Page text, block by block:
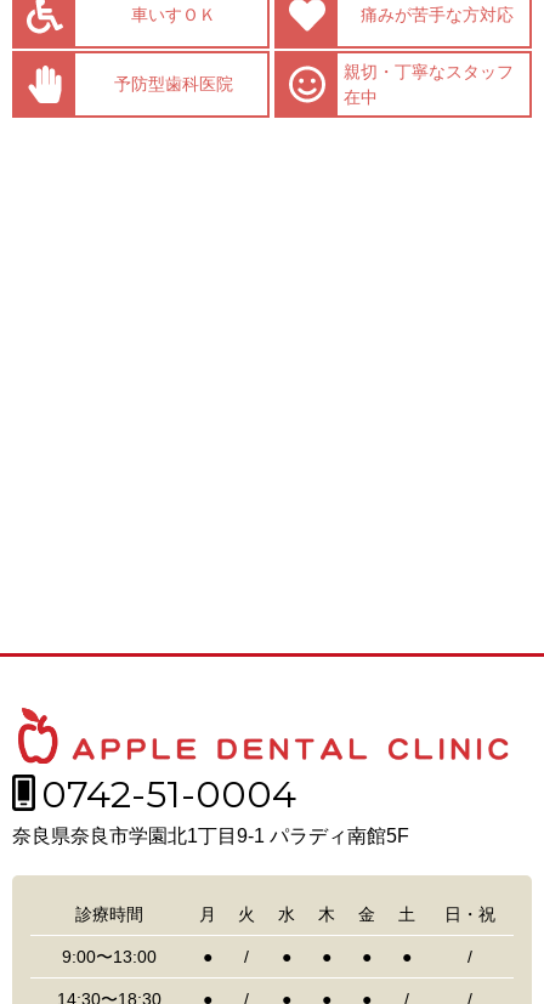
車いすＯＫ 痛みが苦手な方対応
予防型歯科医院
親切・丁寧なスタッフ
在中
0742-51-0004
奈良県奈良市学園北1丁目9-1 パラディ南館5F
診療時間 月 火 水 木 金 土 日・祝
9:00〜13:00 ● / ● ● ● ● /
14:30〜18:30 ● / ● ● ● / /